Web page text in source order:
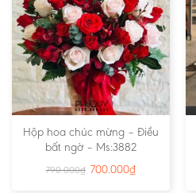
Hộp hoa chúc mừng – Điều
bất ngờ – Ms:3882
790.000₫ 700.000₫